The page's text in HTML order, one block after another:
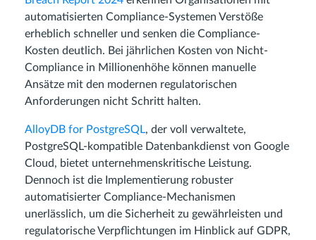
automatisierten Compliance-Systemen Verstöße
erheblich schneller und senken die Compliance-
Kosten deutlich. Bei jährlichen Kosten von Nicht-
Compliance in Millionenhöhe können manuelle
Ansätze mit den modernen regulatorischen
Anforderungen nicht Schritt halten.
AlloyDB for PostgreSQL, der voll verwaltete,
PostgreSQL-kompatible Datenbankdienst von Google
Cloud, bietet unternehmenskritische Leistung.
Dennoch ist die Implementierung robuster
automatisierter Compliance-Mechanismen
unerlässlich, um die Sicherheit zu gewährleisten und
regulatorische Verpflichtungen im Hinblick auf GDPR,